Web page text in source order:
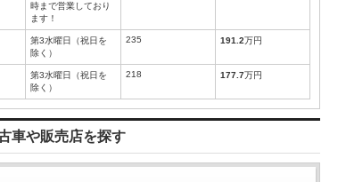
時まで営業しており
ます！
第3水曜日（祝日を
除く）
235 191.2万円
第3水曜日（祝日を
除く）
218 177.7万円
車や販売店を探す